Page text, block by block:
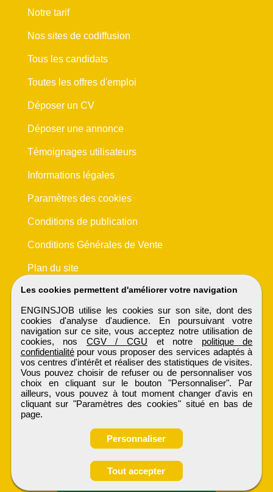
Obtenir ses
coordonnées
Les cookies permettent d'améliorer votre navigation
ENGINSJOB utilise les cookies sur son site, dont des
cookies d'analyse d'audience. En poursuivant votre
navigation sur ce site, vous acceptez notre utilisation de
cookies, nos CGV / CGU et notre politique de
confidentialitépour vous proposer des services adaptés à
vos centres d'intérêt et réaliser des statistiques de visites.
Vous pouvez choisir de refuser ou de personnaliser vos
choix en cliquant sur le bouton "Personnaliser". Par
ailleurs, vous pouvez à tout moment changer d'avis en
cliquant sur "Paramètres des cookies" situé en bas de
page.
Personnaliser
Tout accepter
Notre tarif
Nos sites de codiffusion
Tous les candidats
Toutes les offres d'emploi
Déposer un CV
Déposer une annonce
Témoignages utilisateurs
Informations légales
Paramètres des cookies
Conditions de publication
Conditions Générales de Vente
Plan du site
ENGINSJOB